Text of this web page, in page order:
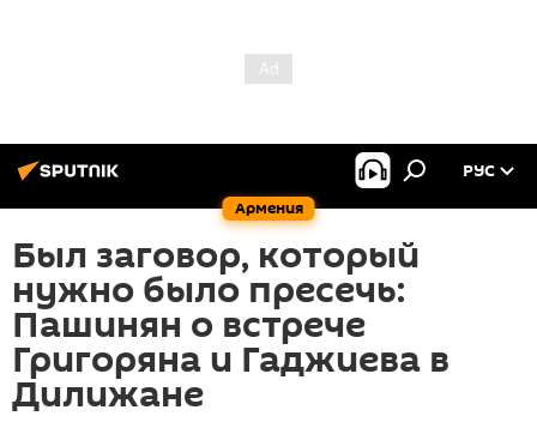
Армения
РУС
Был заговор, который
нужно было пресечь:
Пашинян о встрече
Григоряна и Гаджиева в
Дилижане